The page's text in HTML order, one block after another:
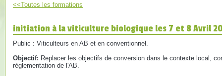
<<Toutes les formations
initiation à la viticulture biologique les 7 et 8 Avril
Public : Viticulteurs en AB et en conventionnel.
Objectif: Replacer les objectifs de conversion dans le contexte local,
règlementation de l'AB.